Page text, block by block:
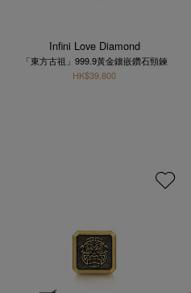
Infini Love Diamond
「東方古祖」999.9黃金鑲嵌鑽石頸鍊
HK$39,800